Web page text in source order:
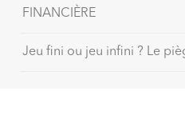
FINANCIÈRE
Jeu fini ou jeu infini ? Le